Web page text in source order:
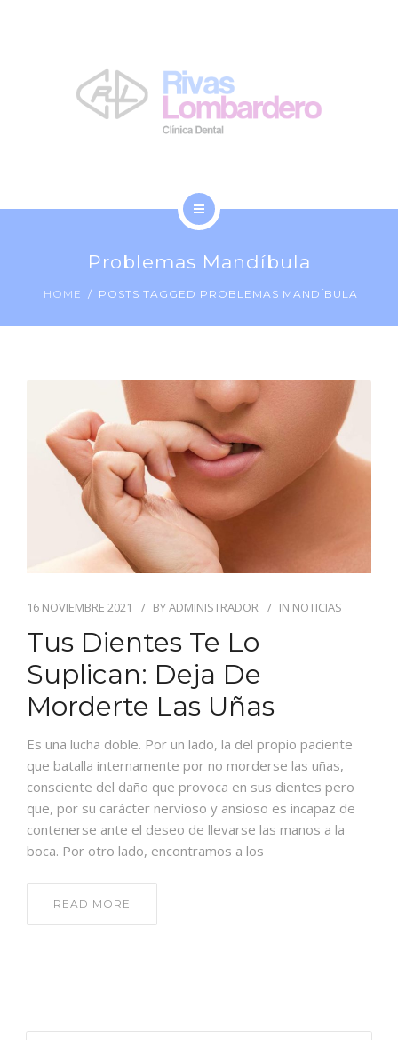
CONTACTO
Problemas Mandíbula
HOME POSTS TAGGED PROBLEMAS MANDÍBULA
16 NOVIEMBRE 2021 BYADMINISTRADOR IN NOTICIAS
Tus Dientes Te Lo
Suplican: Deja De
Morderte Las Uñas
Es una lucha doble. Por un lado, la del propio paciente
que batalla internamente por no morderse las uñas,
consciente del daño que provoca en sus dientes pero
que, por su carácter nervioso y ansioso es incapaz de
contenerse ante el deseo de llevarse las manos a la
boca. Por otro lado, encontramos a los
READ MORE